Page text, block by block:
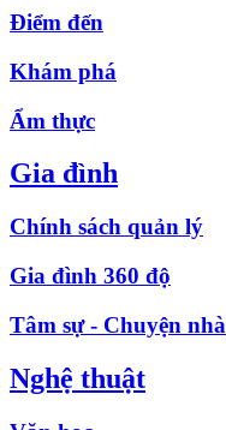
Điểm đến
Khám phá
Ẩm thực
Gia đình
Chính sách quản lý
Gia đình 360 độ
Tâm sự - Chuyện nhà
Nghệ thuật